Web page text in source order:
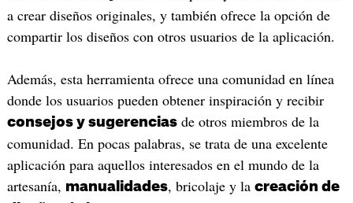
a crear diseños originales, y también ofrece la opción de
compartir los diseños con otros usuarios de la aplicación.
Además, esta herramienta ofrece una comunidad en línea
donde los usuarios pueden obtener inspiración y recibir
consejos y sugerenciasde otros miembros de la
comunidad. En pocas palabras, se trata de una excelente
aplicación para aquellos interesados en el mundo de la
artesanía, manualidades, bricolaje y la creación de